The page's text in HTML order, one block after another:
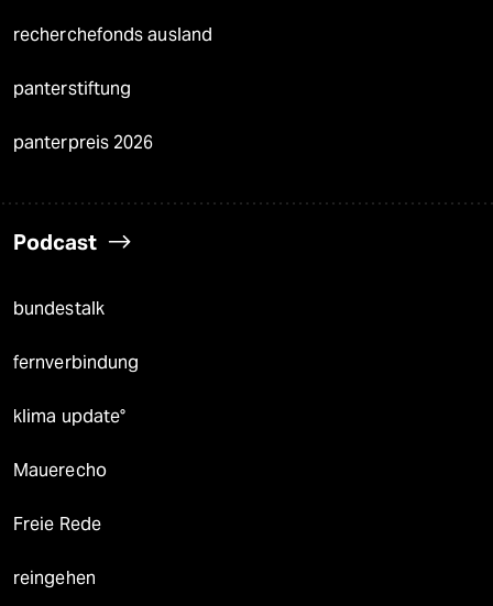
recherchefonds ausland
panterstiftung
panterpreis 2026
Podcast
bundestalk
fernverbindung
klima update°
Mauerecho
Freie Rede
reingehen